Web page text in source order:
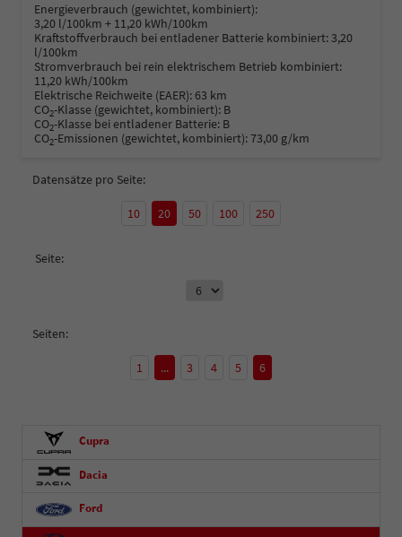
Energieverbrauch (gewichtet, kombiniert):
3,20 l/100km + 11,20 kWh/100km
Kraftstoffverbrauch bei entladener Batterie kombiniert:3,20
l/100km
Stromverbrauch bei rein elektrischem Betrieb kombiniert:
11,20 kWh/100km
Elektrische Reichweite (EAER):63 km
CO2-Klasse (gewichtet, kombiniert): B
CO2-Klasse bei entladener Batterie: B
CO2-Emissionen (gewichtet, kombiniert):73,00 g/km
Datensätze pro Seite:
10 20 50 100 250
Seite:
Seiten:
1 ... 3 4 5 6
Cupra
Dacia
Ford